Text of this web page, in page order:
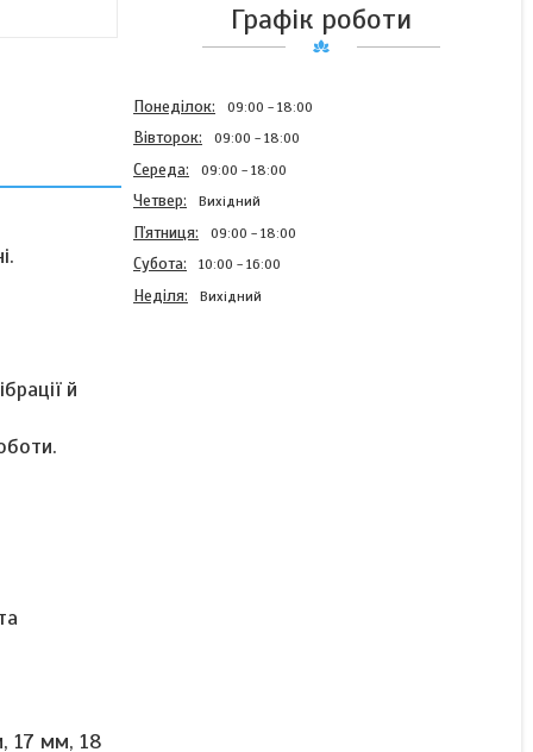
й
17 мм, 18
Графік роботи
Понеділок 09:00 18:00
Вівторок 09:00 18:00
Середа 09:00 18:00
Четвер Вихідний
Пʼятниця 09:00 18:00
Субота 10:00 16:00
Неділя Вихідний